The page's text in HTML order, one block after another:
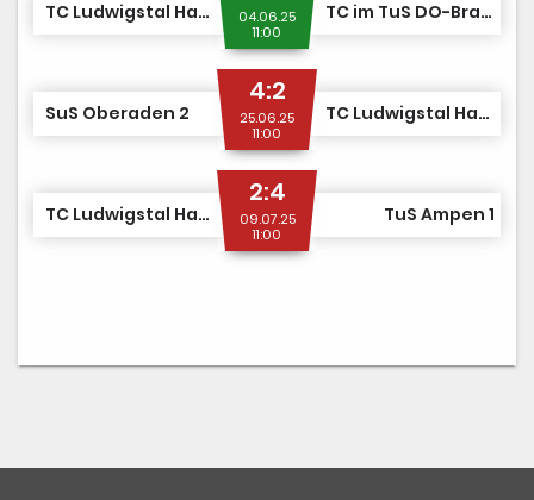
TC Ludwigstal Hattingen 1
04.06.25
11:00
TC im TuS DO-Brackel 1
SuS Oberaden 2
4:2
25.06.25
11:00
TC Ludwigstal Hattingen 1
TC Ludwigstal Hattingen 1
2:4
09.07.25
11:00
TuS Ampen 1